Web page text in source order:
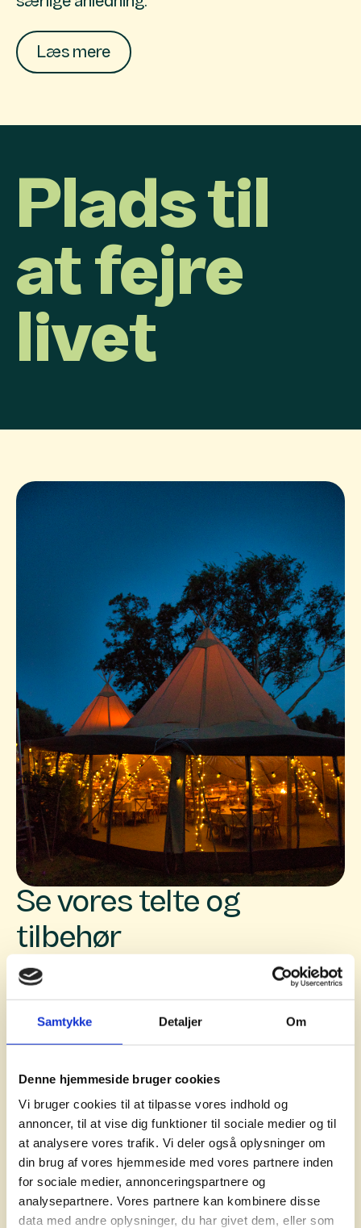
Samtykke Detaljer Om
Denne hjemmeside bruger cookies
Vi bruger cookies til at tilpasse vores indhold og
annoncer, til at vise dig funktioner til sociale medier og til
at analysere vores trafik. Vi deler også oplysninger om
din brug af vores hjemmeside med vores partnere inden
for sociale medier, annonceringspartnere og
analysepartnere. Vores partnere kan kombinere disse
data med andre oplysninger, du har givet dem, eller som
Læs mere
Plads til
at fejre
livet
Se vores telte og
tilbehør
Vi har mange forskellige opsætninger, vi kan
lave til jeres fest, men grundteltetene er det
samme. Vi går op i, at vores telte er af høj
kvalitet og gør et indtryk.